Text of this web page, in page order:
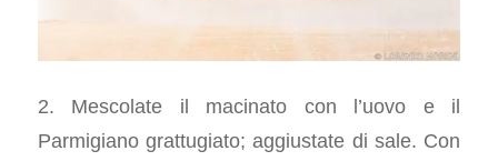
2. Mescolate il macinato con l’uovo e il
Parmigiano grattugiato; aggiustate di sale. Con